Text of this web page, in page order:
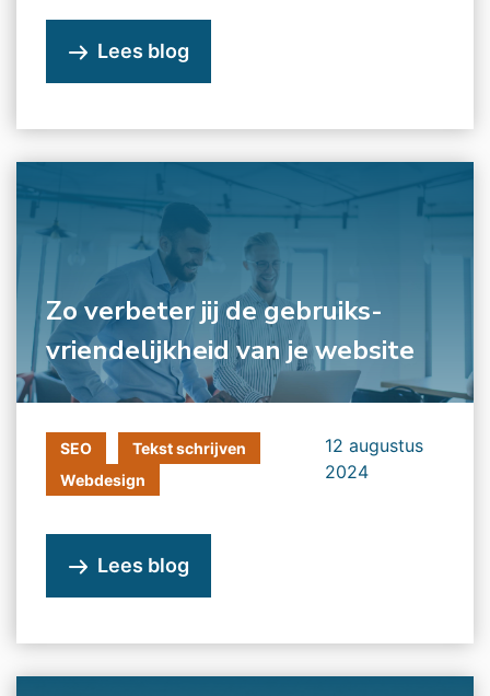
Lees blog
Zo verbeter jij de gebruiks­
vriendelijkheid van je website
SEO
Tekst schrijven
Webdesign
12 augustus
2024
Lees blog